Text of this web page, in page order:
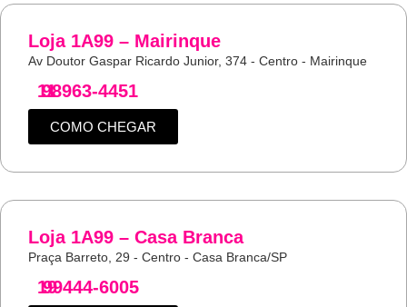
Loja 1A99 – Mairinque
Av Doutor Gaspar Ricardo Junior, 374 - Centro - Mairinque
11
98963-4451
COMO CHEGAR
Loja 1A99 – Casa Branca
Praça Barreto, 29 - Centro - Casa Branca/SP
19
99444-6005